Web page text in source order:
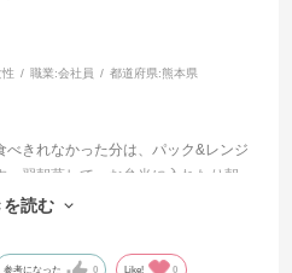
性 職業:会社員 都道府県:熊本県
きれなかった分は、パック&レンジ
。翌朝蒸して、お弁当に入れたり朝
出します。朝はご飯のスイッチを入
を読む
参考になった 0 Like! 0